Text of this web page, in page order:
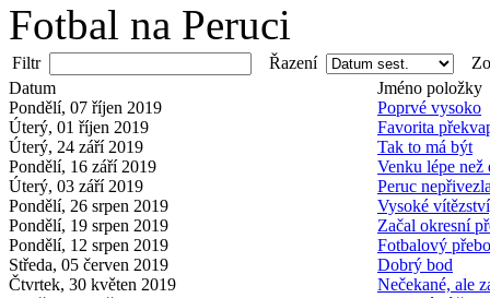
Fotbal na Peruci
Filtr Řazení
Datum
Jméno položky
Pondělí, 07 říjen 2019
Poprvé vysoko
Úterý, 01 říjen 2019
Favorita
Úterý, 24 září 2019
Tak to má být
Pondělí, 16 září 2019
Venku lépe než
Úterý, 03 září 2019
Peruc
Pondělí, 26 srpen 2019
Vysoké
Pondělí, 19 srpen 2019
Začal okresní
Pondělí, 12 srpen 2019
Fotbalový
Středa, 05 červen 2019
Dobrý bod
Čtvrtek, 30 květen 2019
Nečekané, ale